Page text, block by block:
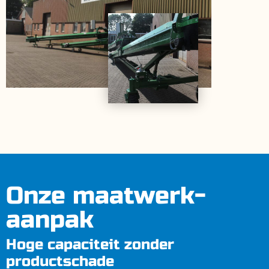
Onze maatwerk-
aanpak
Hoge capaciteit zonder
productschade